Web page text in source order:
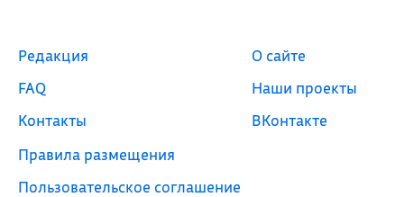
Редакция
FAQ
Контакты
Правила размещения
Пользовательское соглашение
О сайте
Наши проекты
ВКонтакте